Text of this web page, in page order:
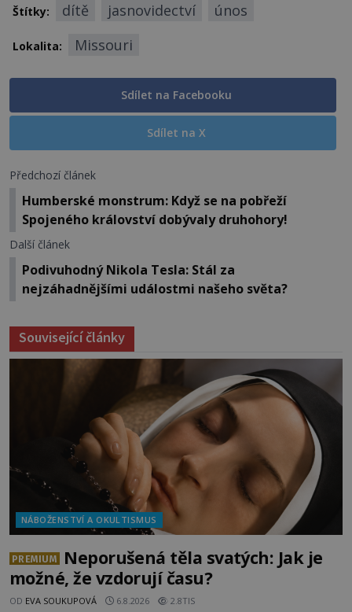
Štítky: dítě jasnovidectví únos
Lokalita: Missouri
Sdílet na Facebooku
Sdílet na X
Předchozí článek
Humberské monstrum: Když se na pobřeží
Spojeného království dobývaly druhohory!
Další článek
Podivuhodný Nikola Tesla: Stál za
nejzáhadnějšími událostmi našeho světa?
Související články
NÁBOŽENSTVÍ A OKULTISMUS
PREMIUM
Neporušená těla svatých: Jak je
možné, že vzdorují času?
OD EVA SOUKUPOVÁ 6.8.2026 2.8TIS